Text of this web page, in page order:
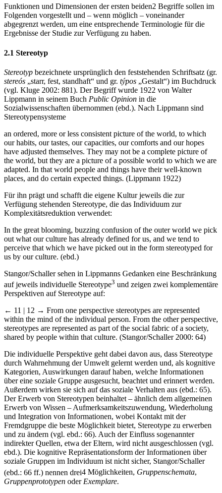
Funktionen und Dimensionen der ersten beiden2 Begriffe sollen im
Folgenden vorgestellt und – wenn möglich – voneinander
abgegrenzt werden, um eine entsprechende Terminologie für die
Ergebnisse der Studie zur Verfügung zu haben.
2.1 Stereotyp
Stereotyp bezeichnete ursprünglich den feststehenden Schriftsatz (gr.
stereós „starr, fest, standhaft“ und gr. týpos „Gestalt“) im Buchdruck
(vgl. Kluge 2002: 881). Der Begriff wurde 1922 von Walter
Lippmann in seinem Buch Public Opinion in die
Sozialwissenschaften übernommen (ebd.). Nach Lippmann sind
Stereotypensysteme
an ordered, more or less consistent picture of the world, to which
our habits, our tastes, our capacities, our comforts and our hopes
have adjusted themselves. They may not be a complete picture of
the world, but they are a picture of a possible world to which we are
adapted. In that world people and things have their well-known
places, and do certain expected things. (Lippmann 1922)
Für ihn prägt und schafft die eigene Kultur jeweils die zur
Verfügung stehenden Stereotype, die das Individuum zur
Komplexitätsreduktion verwendet:
In the great blooming, buzzing confusion of the outer world we pick
out what our culture has already defined for us, and we tend to
perceive that which we have picked out in the form stereotyped for
us by our culture. (ebd.)
Stangor/Schaller sehen in Lippmanns Gedanken eine Beschränkung
auf jeweils individuelle Stereotype3 und zeigen zwei komplementäre
Perspektiven auf Stereotype auf:
← 11 | 12 → From one perspective stereotypes are represented
within the mind of the individual person. From the other perspective,
stereotypes are represented as part of the social fabric of a society,
shared by people within that culture. (Stangor/Schaller 2000: 64)
Die individuelle Perspektive geht dabei davon aus, dass Stereotype
durch Wahrnehmung der Umwelt gelernt werden und, als kognitive
Kategorien, Auswirkungen darauf haben, welche Informationen
über eine soziale Gruppe ausgesucht, beachtet und erinnert werden.
Außerdem wirken sie sich auf das soziale Verhalten aus (ebd.: 65).
Der Erwerb von Stereotypen beinhaltet – ähnlich dem allgemeinen
Erwerb von Wissen – Aufmerksamkeitszuwendung, Wiederholung
und Integration von Informationen, wobei Kontakt mit der
Fremdgruppe die beste Möglichkeit bietet, Stereotype zu erwerben
und zu ändern (vgl. ebd.: 66). Auch der Einfluss sogenannter
indirekter Quellen, etwa der Eltern, wird nicht ausgeschlossen (vgl.
ebd.). Die kognitive Repräsentationsform der Informationen über
soziale Gruppen im Individuum ist nicht sicher, Stangor/Schaller
(ebd.: 66 ff.) nennen drei4 Möglichkeiten, Gruppenschemata,
Gruppenprototypen oder Exemplare.